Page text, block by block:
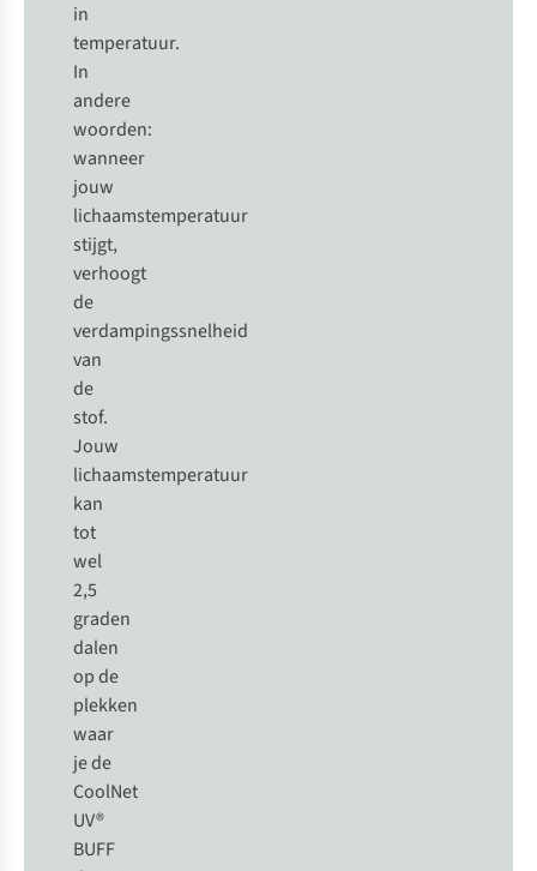
in
temperatuur.
In
andere
woorden:
wanneer
jouw
lichaamstemperatuur
stijgt,
verhoogt
de
verdampingssnelheid
van
de
stof.
Jouw
lichaamstemperatuur
kan
tot
wel
2,5
graden
dalen
op de
plekken
waar
je de
CoolNet
UV®
BUFF